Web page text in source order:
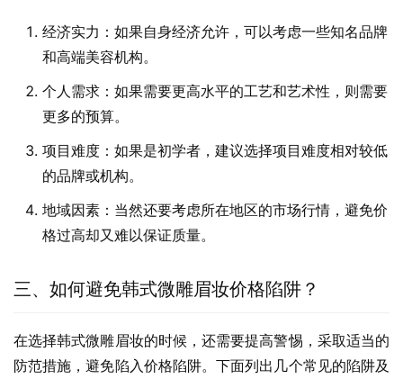
经济实力：如果自身经济允许，可以考虑一些知名品牌
和高端美容机构。
个人需求：如果需要更高水平的工艺和艺术性，则需要
更多的预算。
项目难度：如果是初学者，建议选择项目难度相对较低
的品牌或机构。
地域因素：当然还要考虑所在地区的市场行情，避免价
格过高却又难以保证质量。
三、如何避免韩式微雕眉妆价格陷阱？
在选择韩式微雕眉妆的时候，还需要提高警惕，采取适当的
防范措施，避免陷入价格陷阱。下面列出几个常见的陷阱及